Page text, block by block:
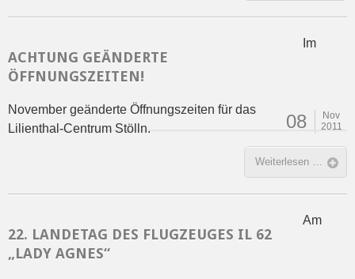
ACHTUNG GEÄNDERTE
ÖFFNUNGSZEITEN!
08
Nov
2011
Im
November geänderte Öffnungszeiten für das
Lilienthal-Centrum Stölln.
Weiterlesen …
22. LANDETAG DES FLUGZEUGES IL 62
„LADY AGNES“
Am